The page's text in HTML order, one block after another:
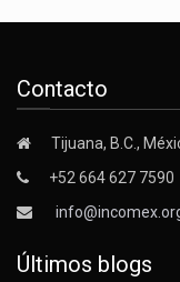
Contacto
Tijuana, B.C.,
+52 664 627 7590
Últimos blogs